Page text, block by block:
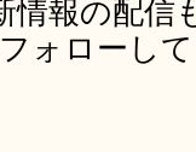
情報の配
ォローし